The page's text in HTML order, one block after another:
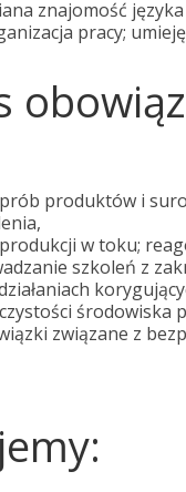
znajomość
pracy;
produktów i
w toku;
szkoleń z
środowiska
związane z